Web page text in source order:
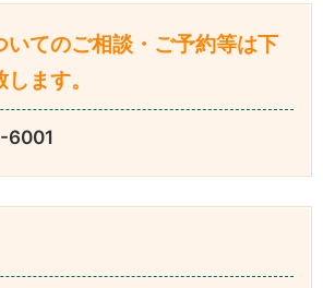
いてのご相談・ご予約等は下
ます。
6001